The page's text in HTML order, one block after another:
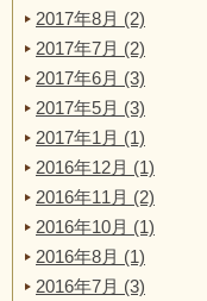
2017年8月 (2)
2017年7月 (2)
2017年6月 (3)
2017年5月 (3)
2017年1月 (1)
2016年12月 (1)
2016年11月 (2)
2016年10月 (1)
2016年8月 (1)
2016年7月 (3)